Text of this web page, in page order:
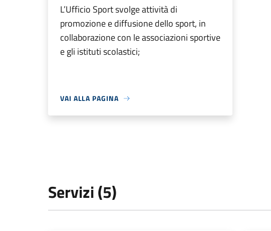
L’Ufficio Sport svolge attività di
promozione e diffusione dello sport, in
collaborazione con le associazioni sportive
e gli istituti scolastici;
VAI ALLA PAGINA
Servizi (5)